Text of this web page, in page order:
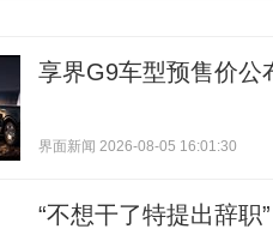
享界G9车型预售价公
界面新闻 2026-08-05 16:01:30
“不想干了特提出辞